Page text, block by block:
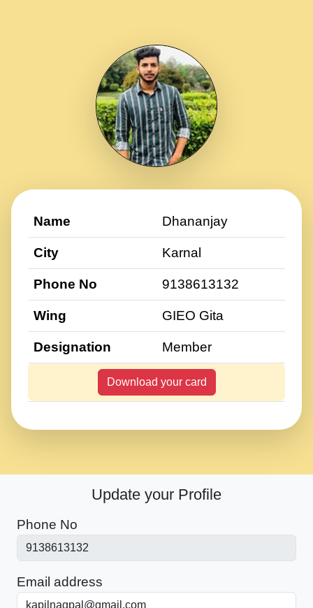
Name Dhananjay
City Karnal
Phone No 9138613132
Wing GIEO Gita
Designation Member
Download your card
Update your Profile
Phone No
Email address